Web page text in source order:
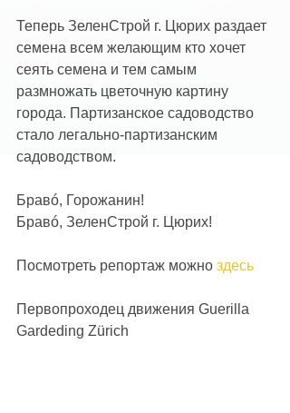
Теперь ЗеленСтрой г. Цюрих раздает
семена всем желающим кто хочет
сеять семена и тем самым
размножать цветочную картину
города. Партизанское садоводство
стало легально-партизанским
садоводством.
Бравó, Горожанин!
Бравó, ЗеленСтрой г. Цюрих!
Посмотреть репортаж можно здесь
Первопроходец движения Guerilla
Gardeding Zürich